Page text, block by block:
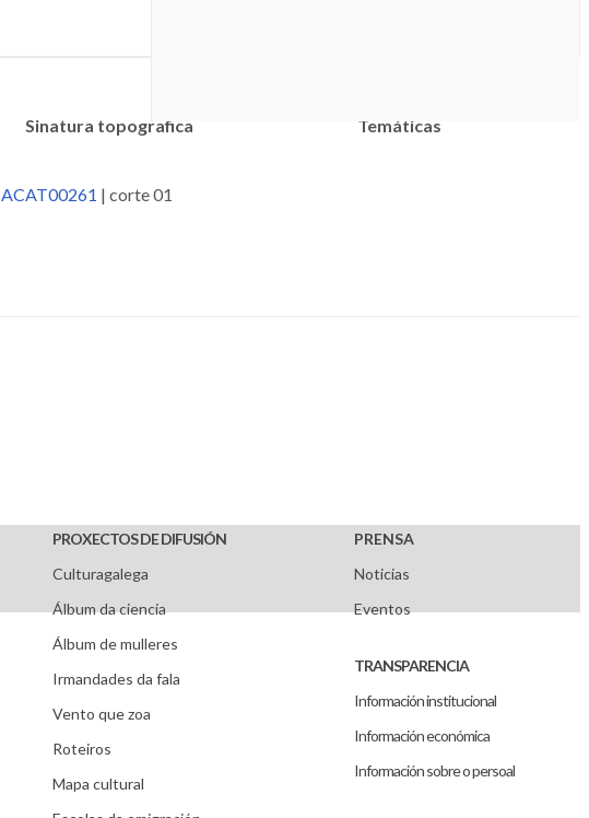
Sinatura topografica Temáticas
ACAT00261 | corte 01
PROXECTOS DE DIFUSIÓN
Culturagalega
Álbum da ciencia
Álbum de mulleres
Irmandades da fala
Vento que zoa
Roteiros
Mapa cultural
PRENSA
Noticias
Eventos
TRANSPARENCIA
Información institucional
Información económica
Información sobre o persoal